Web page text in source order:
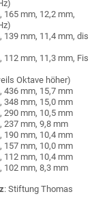
165 mm, 12,2 mm,
139 mm, 11,4 mm, dis
112 mm, 11,3 mm, Fis
Oktave höher)
436 mm, 15,7 mm
348 mm, 15,0 mm
290 mm, 10,5 mm
237 mm, 9,8 mm
190 mm, 10,4 mm
157 mm, 10,0 mm
112 mm, 10,4 mm
102 mm, 8,3 mm
: Stiftung Thomas